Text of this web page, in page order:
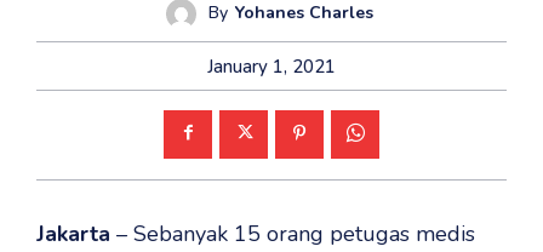
By Yohanes Charles
January 1, 2021
Jakarta – Sebanyak 15 orang petugas medis